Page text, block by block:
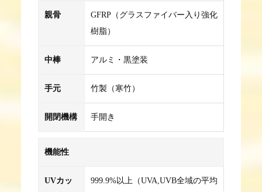
親骨
GFRP（グラスファイバー入り強化
樹脂）
中棒 アルミ・黒塗装
手元 竹製（寒竹）
開閉機構 手開き
機能性
UVカッ
999.9%以上（UVA,UVB全域の平均